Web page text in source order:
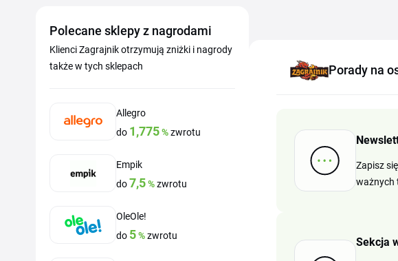
Polecane sklepy z nagrodami
Klienci Zagrajnik otrzymują zniżki i nagrody
także w tych sklepach
Allegro
do 1,775%zwrotu
Empik
do7,5%zwrotu
OleOle!
do 5%zwrotu
Porady na
Zapisz
ważnych
Sekcja